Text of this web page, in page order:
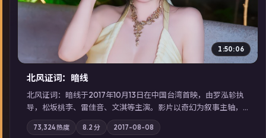
1:50:06
北风证词：暗线
北风证词：暗线于2017年10月13日在中国台湾首映，由罗泓轸执
导，松坂桃李、雷佳音、文淇等主演。影片以奇幻为叙事主轴，
旧案重提，真相与谎言在同一条时间线上交锋；摄影与配乐强化
地域气质；站内亦可通过「国产免费观看高清电视剧在线看」延
73,324热度 8.2 分 2017-08-08